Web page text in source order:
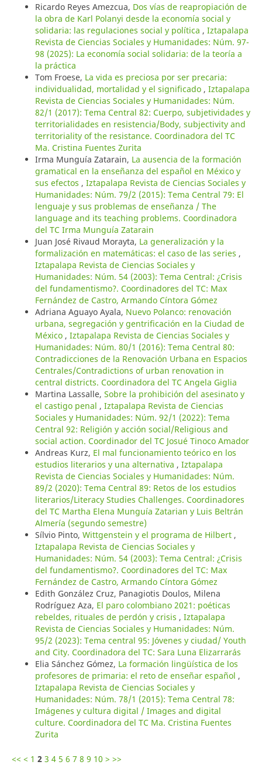
Ricardo Reyes Amezcua, Dos vías de reapropiación de
la obra de Karl Polanyi desde la economía social y
solidaria: las regulaciones social y política , Iztapalapa
Revista de Ciencias Sociales y Humanidades: Núm. 97-
98 (2025): La economía social solidaria: de la teoría a
la práctica
Tom Froese, La vida es preciosa por ser precaria:
individualidad, mortalidad y el significado , Iztapalapa
Revista de Ciencias Sociales y Humanidades: Núm.
82/1 (2017): Tema Central 82: Cuerpo, subjetividades y
territorialidades en resistencia/Body, subjectivity and
territoriality of the resistance. Coordinadora del TC
Ma. Cristina Fuentes Zurita
Irma Munguía Zatarain, La ausencia de la formación
gramatical en la enseñanza del español en México y
sus efectos , Iztapalapa Revista de Ciencias Sociales y
Humanidades: Núm. 79/2 (2015): Tema Central 79: El
lenguaje y sus problemas de enseñanza / The
language and its teaching problems. Coordinadora
del TC Irma Munguía Zatarain
Juan José Rivaud Morayta, La generalización y la
formalización en matemáticas: el caso de las series ,
Iztapalapa Revista de Ciencias Sociales y
Humanidades: Núm. 54 (2003): Tema Central: ¿Crisis
del fundamentismo?. Coordinadores del TC: Max
Fernández de Castro, Armando Cíntora Gómez
Adriana Aguayo Ayala, Nuevo Polanco: renovación
urbana, segregación y gentrificación en la Ciudad de
México , Iztapalapa Revista de Ciencias Sociales y
Humanidades: Núm. 80/1 (2016): Tema Central 80:
Contradicciones de la Renovación Urbana en Espacios
Centrales/Contradictions of urban renovation in
central districts. Coordinadora del TC Angela Giglia
Martina Lassalle, Sobre la prohibición del asesinato y
el castigo penal , Iztapalapa Revista de Ciencias
Sociales y Humanidades: Núm. 92/1 (2022): Tema
Central 92: Religión y acción social/Religious and
social action. Coordinador del TC Josué Tinoco Amador
Andreas Kurz, El mal funcionamiento teórico en los
estudios literarios y una alternativa , Iztapalapa
Revista de Ciencias Sociales y Humanidades: Núm.
89/2 (2020): Tema Central 89: Retos de los estudios
literarios/Literacy Studies Challenges. Coordinadores
del TC Martha Elena Munguía Zatarian y Luis Beltrán
Almería (segundo semestre)
Sílvio Pinto, Wittgenstein y el programa de Hilbert ,
Iztapalapa Revista de Ciencias Sociales y
Humanidades: Núm. 54 (2003): Tema Central: ¿Crisis
del fundamentismo?. Coordinadores del TC: Max
Fernández de Castro, Armando Cíntora Gómez
Edith González Cruz, Panagiotis Doulos, Milena
Rodríguez Aza, El paro colombiano 2021: poéticas
rebeldes, rituales de perdón y crisis , Iztapalapa
Revista de Ciencias Sociales y Humanidades: Núm.
95/2 (2023): Tema central 95: Jóvenes y ciudad/ Youth
and City. Coordinadora del TC: Sara Luna Elizarrarás
Elia Sánchez Gómez, La formación lingüística de los
profesores de primaria: el reto de enseñar español ,
Iztapalapa Revista de Ciencias Sociales y
Humanidades: Núm. 78/1 (2015): Tema Central 78:
Imágenes y cultura digital / Images and digital
culture. Coordinadora del TC Ma. Cristina Fuentes
Zurita
<< < 1 2 3 4 5 6 7 8 9 10 > >>